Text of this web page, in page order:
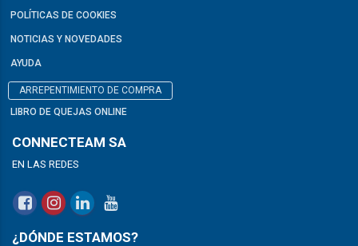
POLÍTICAS DE COOKIES
NOTICIAS Y NOVEDADES
AYUDA
ARREPENTIMIENTO DE COMPRA
LIBRO DE QUEJAS ONLINE
CONNECTEAM SA
EN LAS REDES
¿DÓNDE ESTAMOS?